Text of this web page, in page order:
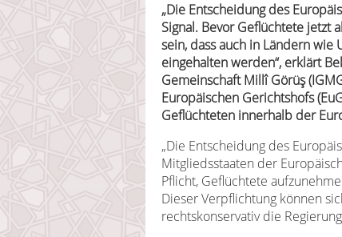
„Die Entscheidung des
Signal. Bevor Geflüchtete jetzt
sein, dass auch in Ländern
eingehalten werden“, erklärt
Gemeinschaft Millî Görüş
Europäischen Gerichtshofs
Geflüchteten innerhalb der
„Die Entscheidung des
Mitgliedsstaaten der
Pflicht, Geflüchtete
Dieser Verpflichtung können
rechtskonservativ die